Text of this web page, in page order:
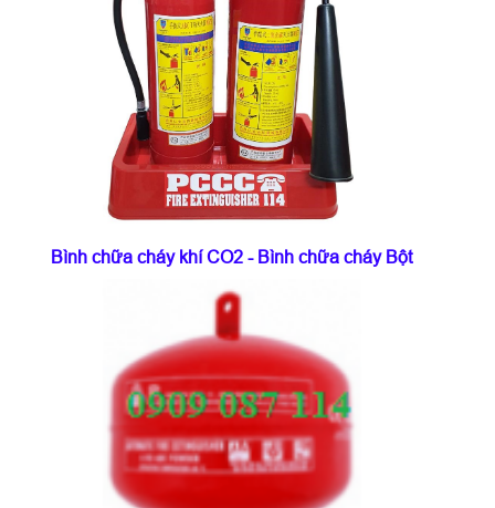
Bình chữa cháy khí CO2 - Bình chữa cháy Bột